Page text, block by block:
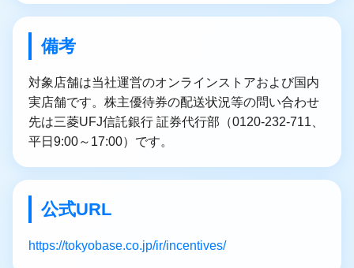
備考
対象店舗は当社運営のオンラインストアおよび国内
実店舗です。株主優待券の配送状況等の問い合わせ
先は三菱UFJ信託銀行 証券代行部（0120-232-711、
平日9:00～17:00）です。
公式URL
https://tokyobase.co.jp/ir/incentives/